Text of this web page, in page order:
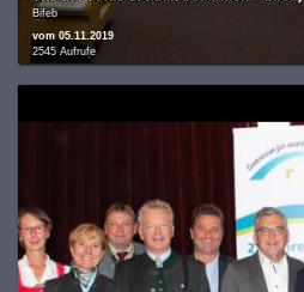
Bifeb
vom 05.11.2019
2545 Aufrufe